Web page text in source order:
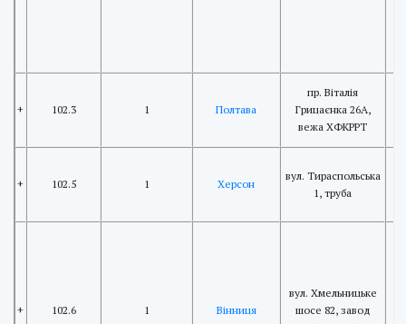
+ 102.3 1 Полтава
пр. Віталія
Грицаєнка 26А,
вежа ХФКРРТ
+ 102.5 1 Херсон
вул. Тираспольська
1, труба
+ 102.6 1 Вінниця
вул. Хмельницьке
шосе 82, завод